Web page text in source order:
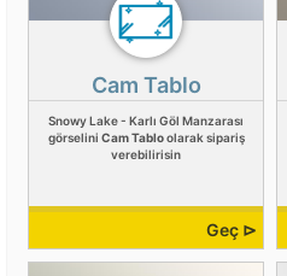
Cam Tablo
Snowy Lake - Karlı Göl Manzarası
görselini Cam Tabloolarak sipariş
verebilirisin
Geç ⊳